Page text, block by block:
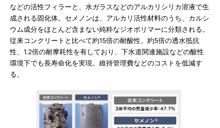
などの活性フィラーと、水ガラスなどのアルカリシリカ溶液で生
成される固化体。セメノンは、アルカリ活性材料のうち、カルシ
ウム成分をほとんど含まない純粋なジオポリマーに分類される。
従来コンクリートと比べて約15倍の耐酸性、約5倍の透水抵抗
性、1.2倍の耐摩耗性を有しており、下水道関連施設などの酸性
環境下でも長寿命化を実現。維持管理費などのコストを低減す
る。